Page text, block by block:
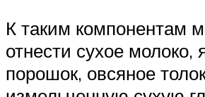
К таким компонентам
отнести сухое молоко,
порошок, овсяное